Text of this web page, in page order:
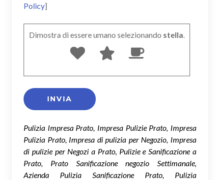
Policy]
Dimostra di essere umano selezionando stella.
Pulizia Impresa Prato, Impresa Pulizie Prato, Impresa
Pulizia Prato, Impresa di pulizia per Negozio, Impresa
di pulizie per Negozi a Prato, Pulizie e Sanificazione a
Prato, Prato Sanificazione negozio Settimanale,
Azienda Pulizia Sanificazione Prato, Pulizia